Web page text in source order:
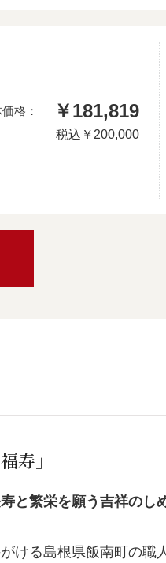
格： ￥181,819
税込 ￥200,000
寿」
と繁栄を願う吉祥のし
ける島根県飯南町の職